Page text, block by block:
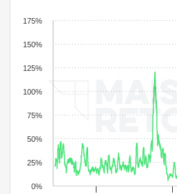
0%
25%
50%
75%
100%
125%
150%
175%